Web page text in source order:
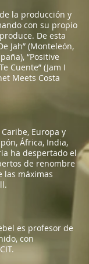
la producción y
con su propio
De esta
Jah” (Monteleón,
“Positive
Cuente” (Jam I
Meets Costa
Europa y
África, India,
ha despertado el
de renombre
las máximas
es profesor de
con